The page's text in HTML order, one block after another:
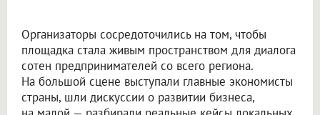
Организаторы сосредоточились на том, чтобы
площадка стала живым пространством для диалога
сотен предпринимателей со всего региона.
На большой сцене выступали главные экономисты
страны, шли дискуссии о развитии бизнеса,